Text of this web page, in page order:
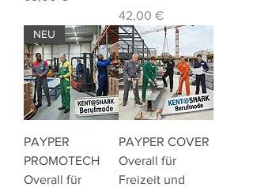
Preis
42,00 €
NEU
PAYPER
PROMOTECH
Overall für
PAYPER COVER
Overall für
Freizeit und